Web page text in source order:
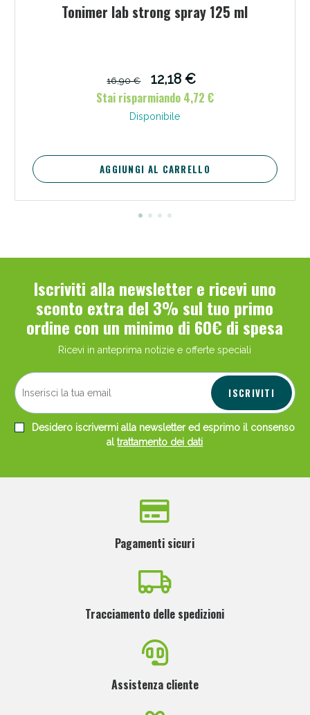
Tonimer lab strong spray 125 ml
16,90 €
12,18 €
Stai risparmiando 4,72 €
Disponibile
AGGIUNGI AL CARRELLO
Iscriviti alla newsletter e ricevi uno
sconto extra del 3% sul tuo primo
ordine con un minimo di 60€ di spesa
Ricevi in anteprima notizie e offerte speciali
ISCRIVITI
Desidero iscrivermi alla newsletter ed esprimo il consenso
altrattamento dei dati
Pagamenti sicuri
Tracciamento delle spedizioni
Assistenza cliente